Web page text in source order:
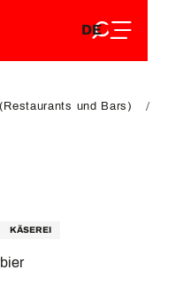
DE
FR
und Bars)
KÄSEREI